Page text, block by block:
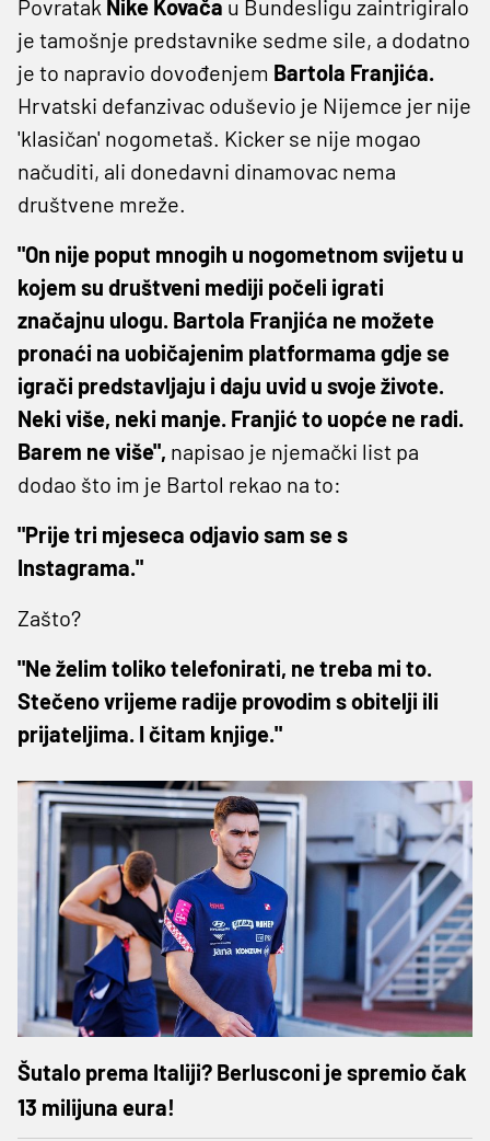
Povratak Nike Kovača u Bundesligu zaintrigiralo
je tamošnje predstavnike sedme sile, a dodatno
je to napravio dovođenjem Bartola Franjića.
Hrvatski defanzivac oduševio je Nijemce jer nije
'klasičan' nogometaš. Kicker se nije mogao
načuditi, ali donedavni dinamovac nema
društvene mreže.
"On nije poput mnogih u nogometnom svijetu u
kojem su društveni mediji počeli igrati
značajnu ulogu. Bartola Franjića ne možete
pronaći na uobičajenim platformama gdje se
igrači predstavljaju i daju uvid u svoje živote.
Neki više, neki manje. Franjić to uopće ne radi.
Barem ne više", napisao je njemački list pa
dodao što im je Bartol rekao na to:
"Prije tri mjeseca odjavio sam se s
Instagrama."
Zašto?
"Ne želim toliko telefonirati, ne treba mi to.
Stečeno vrijeme radije provodim s obitelji ili
prijateljima. I čitam knjige."
Šutalo prema Italiji? Berlusconi je spremio čak
13 milijuna eura!